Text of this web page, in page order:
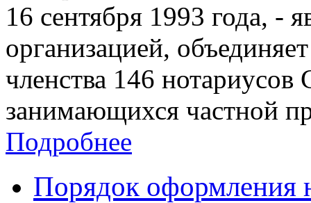
16 сентября 1993 года, -
организацией,
членства 146 нотариусов
занимающихся частной
Подробнее
Порядок оформления